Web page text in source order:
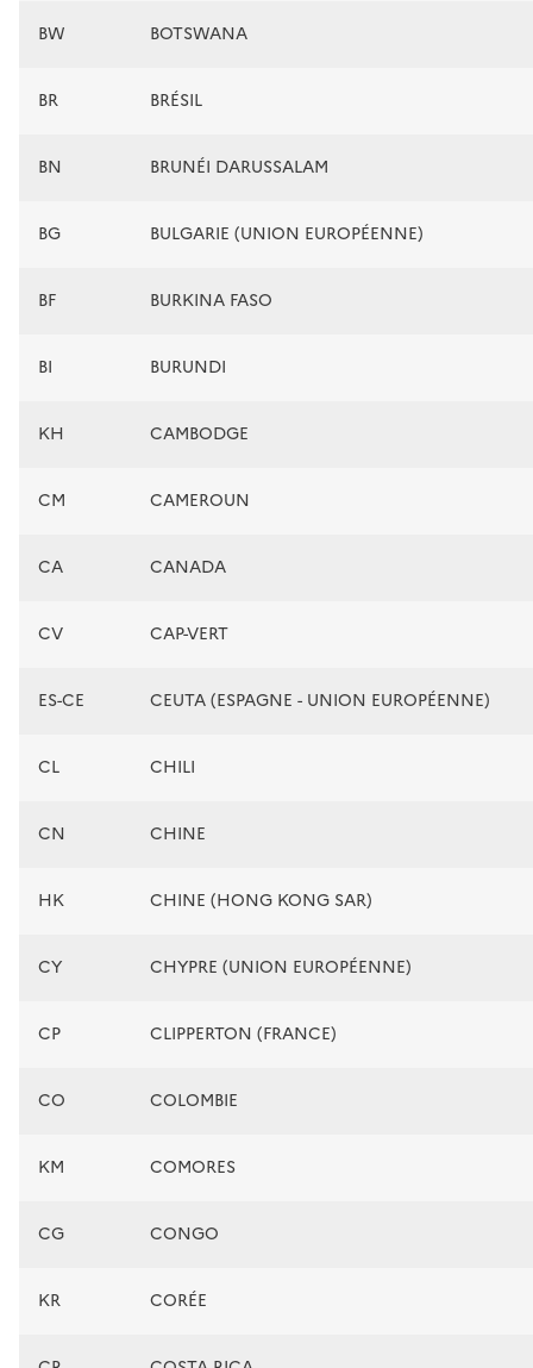
BW BOTSWANA
BR BRÉSIL
BN BRUNÉI DARUSSALAM
BG BULGARIE (UNION EUROPÉENNE)
BF BURKINA FASO
BI BURUNDI
KH CAMBODGE
CM CAMEROUN
CA CANADA
CV CAP-VERT
ES-CE CEUTA (ESPAGNE - UNION EUROPÉENNE)
CL CHILI
CN CHINE
HK CHINE (HONG KONG SAR)
CY CHYPRE (UNION EUROPÉENNE)
CP CLIPPERTON (FRANCE)
CO COLOMBIE
KM COMORES
CG CONGO
KR CORÉE